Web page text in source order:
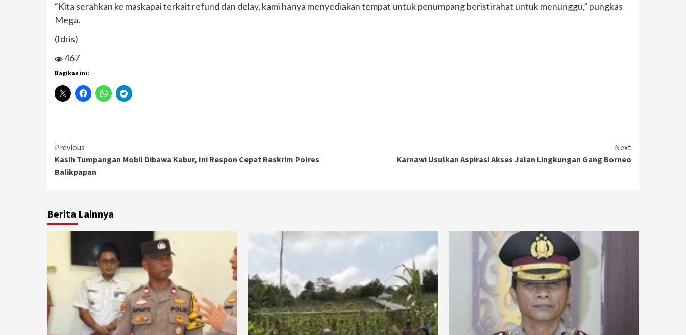
“Kita serahkan ke maskapai terkait refund dan delay, kami hanya menyediakan tempat untuk penumpang beristirahat untuk menunggu,” pungkas
Mega.
(Idris)
467
Bagikan ini:
Continue
Reading
Previous
Kasih Tumpangan Mobil Dibawa Kabur, Ini Respon Cepat Reskrim Polres
Balikpapan
Next
Karnawi Usulkan Aspirasi Akses Jalan Lingkungan Gang Borneo
Berita Lainnya